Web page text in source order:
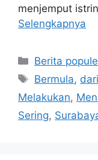
menjemput
Selengkapnya
Kategori
Berita
Tag
Bermula, dari
Melakukan,
Sering,